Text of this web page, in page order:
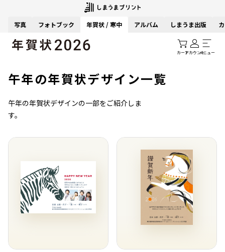
写真 フォトブック 年賀状 / 寒中 アルバム しまうま出版
カートアカウントメニュー
午年の年賀状デザイン一覧
午年の年賀状デザインの一部をご紹介しま
す。